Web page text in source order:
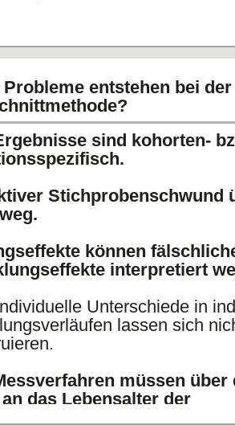
Probleme entstehen bei der
sind kohorten-
Stichprobenschwund
können
interpretiert
Unterschiede in
lassen sich
müssen über
das Lebensalter der